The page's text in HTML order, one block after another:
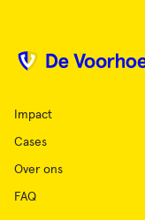
Impact
Cases
Over ons
FAQ